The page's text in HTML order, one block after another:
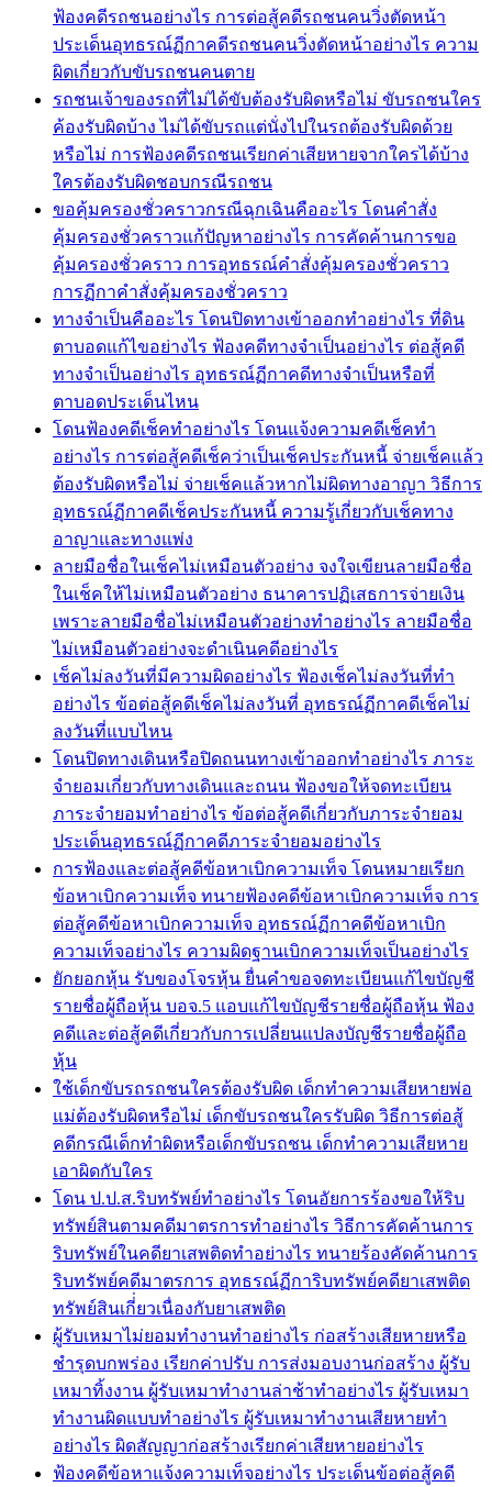
ฟ้องคดีรถชนอย่างไร การต่อสู้คดีรถชนคนวิ่งตัดหน้า
ประเด็นอุทธรณ์ฏีกาคดีรถชนคนวิ่งตัดหน้าอย่างไร ความ
ผิดเกี่ยวกับขับรถชนคนตาย
รถชนเจ้าของรถที่ไม่ได้ขับต้องรับผิดหรือไม่ ขับรถชนใคร
ค้องรับผิดบ้าง ไม่ได้ขับรถแต่นั่งไปในรถต้องรับผิดด้วย
หรือไม่ การฟ้องคดีรถชนเรียกค่าเสียหายจากใครได้บ้าง
ใครต้องรับผิดชอบกรณีรถชน
ขอคุ้มครองชั่วคราวกรณีฉุกเฉินคืออะไร โดนคำสั่ง
คุ้มครองชั่วคราวแก้ปัญหาอย่างไร การคัดค้านการขอ
คุ้มครองชั่วคราว การอุทธรณ์คำสั่งคุ้มครองชั่วคราว
การฏีกาคำสั่งคุ้มครองชั่วคราว
ทางจำเป็นคืออะไร โดนปิดทางเข้าออกทำอย่างไร ที่ดิน
ตาบอดแก้ไขอย่างไร ฟ้องคดีทางจำเป็นอย่างไร ต่อสู้คดี
ทางจำเป็นอย่างไร อุทธรณ์ฏีกาคดีทางจำเป็นหรือที่
ตาบอดประเด็นไหน
โดนฟ้องคดีเช็คทำอย่างไร โดนแจ้งความคดีเช็คทำ
อย่างไร การต่อสู้คดีเช็คว่าเป็นเช็คประกันหนี้ จ่ายเช็คแล้ว
ต้องรับผิดหรือไม่ จ่ายเช็คแล้วหากไม่ผิดทางอาญา วิธีการ
อุทธรณ์ฏีกาคดีเช็คประกันหนี้ ความรู้เกี่ยวกับเช็คทาง
อาญาและทางแพ่ง
ลายมือชื่อในเช็คไม่เหมือนตัวอย่าง จงใจเขียนลายมือชื่อ
ในเช็คให้ไม่เหมือนตัวอย่าง ธนาคารปฏิเสธการจ่ายเงิน
เพราะลายมือชื่อไม่เหมือนตัวอย่างทำอย่างไร ลายมือชื่อ
ไม่เหมือนตัวอย่างจะดำเนินคดีอย่างไร
เช็คไม่ลงวันที่มีความผิดอย่างไร ฟ้องเช็คไม่ลงวันที่ทำ
อย่างไร ข้อต่อสู้คดีเช็คไม่ลงวันที่ อุทธรณ์ฏีกาคดีเช็คไม่
ลงวันที่แบบไหน
โดนปิดทางเดินหรือปิดถนนทางเข้าออกทำอย่างไร ภาระ
จำยอมเกี่ยวกับทางเดินและถนน ฟ้องขอให้จดทะเบียน
ภาระจำยอมทำอย่างไร ข้อต่อสู้คดีเกี่ยวกับภาระจำยอม
ประเด็นอุทธรณ์ฏีกาคดีภาระจำยอมอย่างไร
การฟ้องและต่อสู้คดีข้อหาเบิกความเท็จ โดนหมายเรียก
ข้อหาเบิกความเท็จ ทนายฟ้องคดีข้อหาเบิกความเท็จ การ
ต่อสู้คดีข้อหาเบิกความเท็จ อุทธรณ์ฏีกาคดีข้อหาเบิก
ความเท็จอย่างไร ความผิดฐานเบิกความเท็จเป็นอย่างไร
ยักยอกหุ้น รับของโจรหุ้น ยื่นคำขอจดทะเบียนแก้ไขบัญชี
รายชื่อผู้ถือหุ้น บอจ.5 แอบแก้ไขบัญชีรายชื่อผู้ถือหุ้น ฟ้อง
คดีและต่อสู้คดีเกี่ยวกับการเปลี่ยนแปลงบัญชีรายชื่อผู้ถือ
หุ้น
ใช้เด็กขับรถรถชนใครต้องรับผิด เด็กทำความเสียหายพ่อ
แม่ต้องรับผิดหรือไม่ เด็กขับรถชนใครรับผิด วิธีการต่อสู้
คดีกรณีเด็กทำผิดหรือเด็กขับรถชน เด็กทำความเสียหาย
เอาผิดกับใคร
โดน ป.ป.ส.ริบทรัพย์ทำอย่างไร โดนอัยการร้องขอให้ริบ
ทรัพย์สินตามคดีมาตรการทำอย่างไร วิธีการคัดค้านการ
ริบทรัพย์ในคดียาเสพติดทำอย่างไร ทนายร้องคัดค้านการ
ริบทรัพย์คดีมาตรการ อุทธรณ์ฏีการิบทรัพย์คดียาเสพติด
ทรัพย์สินเกี่่ยวเนื่องกับยาเสพติด
ผู้รับเหมาไม่ยอมทำงานทำอย่างไร ก่อสร้างเสียหายหรือ
ชำรุดบกพร่อง เรียกค่าปรับ การส่งมอบงานก่อสร้าง ผู้รับ
เหมาทิ้งงาน ผู้รับเหมาทำงานล่าช้าทำอย่างไร ผู้รับเหมา
ทำงานผิดแบบทำอย่างไร ผู้รับเหมาทำงานเสียหายทำ
อย่างไร ผิดสัญญาก่อสร้างเรียกค่าเสียหายอย่างไร
ฟ้องคดีข้อหาแจ้งความเท็จอย่างไร ประเด็นข้อต่อสู้คดี